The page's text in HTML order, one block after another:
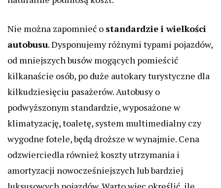
Nie można zapomnieć o standardzie i wielkości
autobusu. Dysponujemy różnymi typami pojazdów,
od mniejszych busów mogących pomieścić
kilkanaście osób, po duże autokary turystyczne dla
kilkudziesięciu pasażerów. Autobusy o
podwyższonym standardzie, wyposażone w
klimatyzację, toaletę, system multimedialny czy
wygodne fotele, będą droższe w wynajmie. Cena
odzwierciedla również koszty utrzymania i
amortyzacji nowocześniejszych lub bardziej